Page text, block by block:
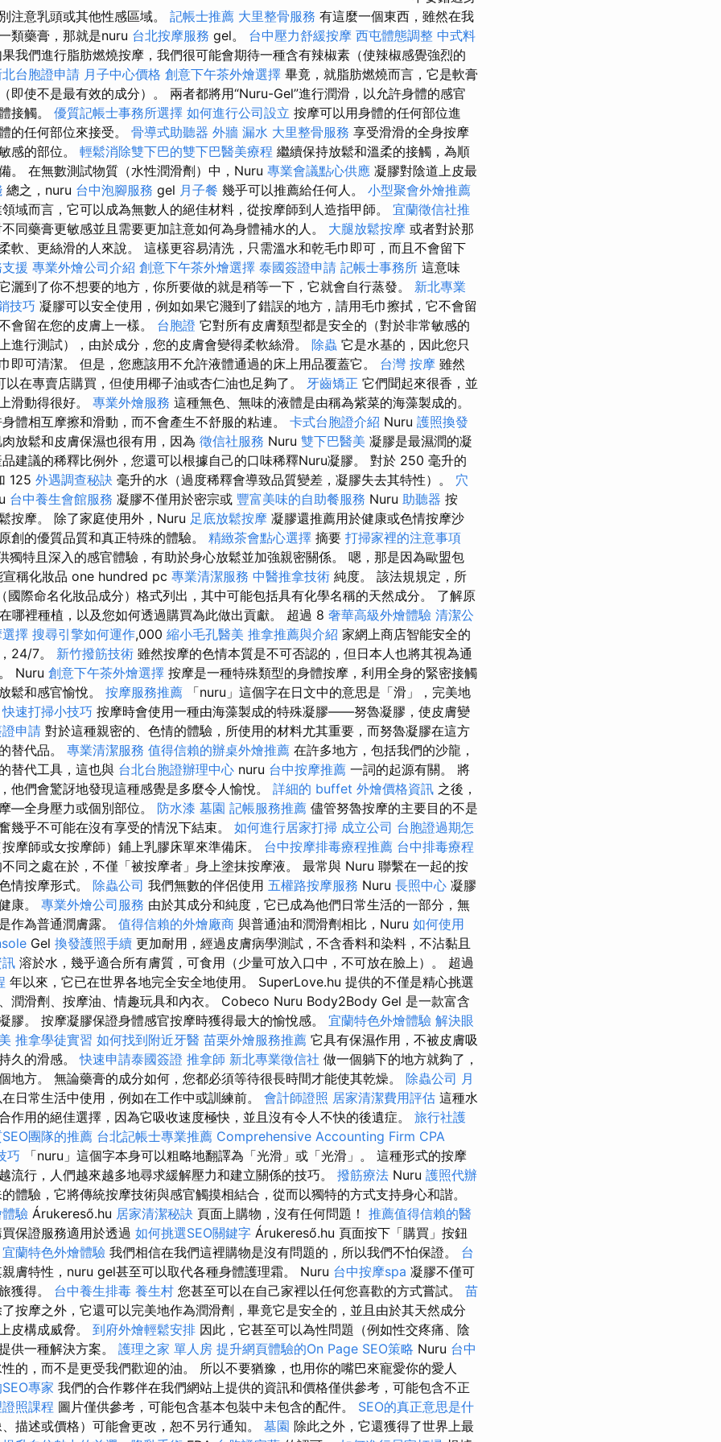
注意乳頭或其他性感區域。 記帳士推薦 大里整骨服務 有這麼一個東西，雖然在我
類藥膏，那就是nuru 台北按摩服務 gel。 台中壓力舒緩按摩 西屯體態調整 中式料
我們進行脂肪燃燒按摩，我們很可能會期待一種含有辣椒素（使辣椒感覺強烈的
台胞證申請 月子中心價格 創意下午茶外燴選擇 畢竟，就脂肪燃燒而言，它是軟膏
即使不是最有效的成分）。 兩者都將用“Nuru-Gel”進行潤滑，以允許身體的感官
接觸。 優質記帳士事務所選擇 如何進行公司設立 按摩可以用身體的任何部位進
的任何部位來接受。 骨導式助聽器 外牆 漏水 大里整骨服務 享受滑滑的全身按摩
感的部位。 輕鬆消除雙下巴的雙下巴醫美療程 繼續保持放鬆和溫柔的接觸，為順
。 在無數測試物質（水性潤滑劑）中，Nuru 專業會議點心供應 凝膠對陰道上皮最
總之，nuru 台中泡腳服務 gel 月子餐 幾乎可以推薦給任何人。 小型聚會外燴推薦
域而言，它可以成為無數人的絕佳材料，從按摩師到人造指甲師。 宜蘭徵信社推
同藥膏更敏感並且需要更加註意如何為身體補水的人。 大腿放鬆按摩 或者對於那
軟、更絲滑的人來說。 這樣更容易清洗，只需溫水和乾毛巾即可，而且不會留下
援 專業外燴公司介紹 創意下午茶外燴選擇 泰國簽證申請 記帳士事務所 這意味
灑到了你不想要的地方，你所要做的就是稍等一下，它就會自行蒸發。 新北專業
技巧 凝膠可以安全使用，例如如果它濺到了錯誤的地方，請用毛巾擦拭，它不會留
會留在您的皮膚上一樣。 台胞證 它對所有皮膚類型都是安全的（對於非常敏感的
進行測試），由於成分，您的皮膚會變得柔軟絲滑。 除蟲 它是水基的，因此您只
即可清潔。 但是，您應該用不允許液體通過的床上用品覆蓋它。 台灣 按摩 雖然
在專賣店購買，但使用椰子油或杏仁油也足夠了。 牙齒矯正 它們聞起來很香，並
滑動得很好。 專業外燴服務 這種無色、無味的液體是由稱為紫菜的海藻製成的。
體相互摩擦和滑動，而不會產生不舒服的粘連。 卡式台胞證介紹 Nuru 護照換發
放鬆和皮膚保濕也很有用，因為 徵信社服務 Nuru 雙下巴醫美 凝膠是最濕潤的凝
建議的稀釋比例外，您還可以根據自己的口味稀釋Nuru凝膠。 對於 250 毫升的
125 外遇調查秘訣 毫升的水（過度稀釋會導致品質變差，凝膠失去其特性）。 穴
台中養生會館服務 凝膠不僅用於密宗或 豐富美味的自助餐服務 Nuru 助聽器 按
按摩。 除了家庭使用外，Nuru 足底放鬆按摩 凝膠還推薦用於健康或色情按摩沙
創的優質品質和真正特殊的體驗。 精緻茶會點心選擇 摘要 打掃家裡的注意事項
獨特且深入的感官體驗，有助於身心放鬆並加強親密關係。 嗯，那是因為歐盟包
稱化妝品 one hundred pc 專業清潔服務 中醫推拿技術 純度。 該法規規定，所
國際命名化妝品成分）格式列出，其中可能包括具有化學名稱的天然成分。 了解原
哪裡種植，以及您如何透過購買為此做出貢獻。 超過 8 奢華高級外燴體驗 清潔公
擇 搜尋引擎如何運作,000 縮小毛孔醫美 推拿推薦與介紹 家網上商店智能安全的
24/7。 新竹撥筋技術 雖然按摩的色情本質是不可否認的，但日本人也將其視為通
Nuru 創意下午茶外燴選擇 按摩是一種特殊類型的身體按摩，利用全身的緊密接觸
鬆和感官愉悅。 按摩服務推薦
「nuru」這個字在日文中的意思是「滑」，完美地
快速打掃小技巧 按摩時會使用一種由海藻製成的特殊凝膠——努魯凝膠，使皮膚變
申請 對於這種親密的、色情的體驗，所使用的材料尤其重要，而努魯凝膠在這方
替代品。 專業清潔服務 值得信賴的辦桌外燴推薦 在許多地方，包括我們的沙龍，
替代工具，這也與 台北台胞證辦理中心 nuru 台中按摩推薦 一詞的起源有關。 將
他們會驚訝地發現這種感覺是多麼令人愉悅。 詳細的 buffet 外燴價格資訊 之後，
—全身壓力或個別部位。 防水漆 墓園 記帳服務推薦 儘管努魯按摩的主要目的不是
幾乎不可能在沒有享受的情況下結束。 如何進行居家打掃 成立公司 台胞證過期怎
摩師或女按摩師）鋪上乳膠床單來準備床。 台中按摩排毒療程推薦 台中排毒療程
同之處在於，不僅「被按摩者」身上塗抹按摩液。 最常與 Nuru 聯繫在一起的按
情按摩形式。 除蟲公司 我們無數的伴侶使用 五權路按摩服務 Nuru 長照中心 凝膠
康。 專業外燴公司服務 由於其成分和純度，它已成為他們日常生活的一部分，無
作為普通潤膚露。 值得信賴的外燴廠商 與普通油和潤滑劑相比，Nuru 如何使用
Gel 換發護照手續 更加耐用，經過皮膚病學測試，不含香料和染料，不沾黏且
溶於水，幾乎適合所有膚質，可食用（少量可放入口中，不可放在臉上）。 超過
年以來，它已在世界各地完全安全地使用。 SuperLove.hu 提供的不僅是精心挑選
潤滑劑、按摩油、情趣玩具和內衣。 Cobeco Nuru Body2Body Gel 是一款富含
膠。 按摩凝膠保證身體感官按摩時獲得最大的愉悅感。 宜蘭特色外燴體驗 解決眼
推拿學徒實習 如何找到附近牙醫 苗栗外燴服務推薦 它具有保濕作用，不被皮膚吸
久的滑感。快速申請泰國簽證 推拿師 新北專業徵信社 做一個躺下的地方就夠了，
地方。 無論藥膏的成分如何，您都必須等待很長時間才能使其乾燥。 除蟲公司 月
日常生活中使用，例如在工作中或訓練前。 會計師證照 居家清潔費用評估 這種水
作用的絕佳選擇，因為它吸收速度極快，並且沒有令人不快的後遺症。 旅行社護
團隊的推薦 台北記帳士專業推薦 Comprehensive Accounting Firm CPA
巧 「nuru」這個字本身可以粗略地翻譯為「光滑」或「光滑」。 這種形式的按摩
流行，人們越來越多地尋求緩解壓力和建立關係的技巧。 撥筋療法 Nuru 護照代辦
體驗，它將傳統按摩技術與感官觸摸相結合，從而以獨特的方式支持身心和諧。
驗 Árukereső.hu 居家清潔秘訣 頁面上購物，沒有任何問題！ 推薦值得信賴的醫
保證服務適用於透過 如何挑選SEO關鍵字 Árukereső.hu 頁面按下「購買」按鈕
宜蘭特色外燴體驗 我們相信在我們這裡購物是沒有問題的，所以我們不怕保證。 台
膚特性，nuru gel甚至可以取代各種身體護理霜。 Nuru 台中按摩spa 凝膠不僅可
獲得。 台中養生排毒 養生村 您甚至可以在自己家裡以任何您喜歡的方式嘗試。 苗
按摩之外，它還可以完美地作為潤滑劑，畢竟它是安全的，並且由於其天然成分
皮構成威脅。 到府外燴輕鬆安排 因此，它甚至可以為性問題（例如性交疼痛、陰
供一種解決方案。 護理之家 單人房 提升網頁體驗的On Page SEO策略 Nuru 台中
的，而不是更受我們歡迎的油。 所以不要猶豫，也用你的嘴巴來寵愛你的愛人
專家 我們的合作夥伴在我們網站上提供的資訊和價格僅供參考，可能包含不正
照課程 圖片僅供參考，可能包含基本包裝中未包含的配件。 SEO的真正意思是什
描述或價格）可能會更改，恕不另行通知。 墓園 除此之外，它還獲得了世界上最